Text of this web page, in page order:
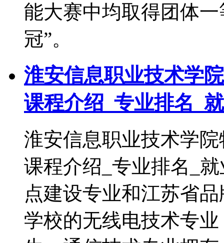
能大赛中均取得团体
冠”。
淮安信息职业技术学
课程介绍_专业排名_
淮安信息职业技术学
课程介绍_专业排名_
点建设专业和江苏省
学校的无线电技术专